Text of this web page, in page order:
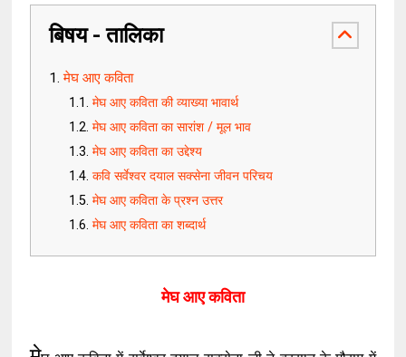
बिषय - तालिका
मेघ आए कविता
मेघ आए कविता की व्याख्या भावार्थ
मेघ आए कविता का सारांश / मूल भाव
मेघ आए कविता का उद्देश्य
कवि सर्वेश्वर दयाल सक्सेना जीवन परिचय
मेघ आए कविता के प्रश्न उत्तर
मेघ आए कविता का शब्दार्थ
मेघ आए कविता